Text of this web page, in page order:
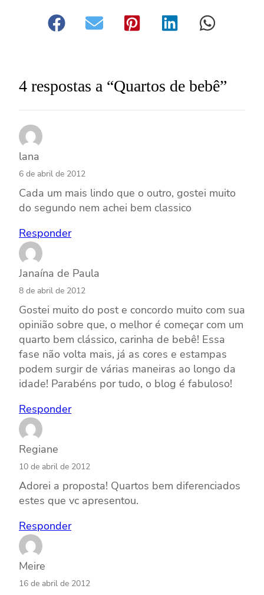
4 respostas a “Quartos de bebê”
lana
6 de abril de 2012
Cada um mais lindo que o outro, gostei muito
do segundo nem achei bem classico
Responder
Janaína de Paula
8 de abril de 2012
Gostei muito do post e concordo muito com sua
opinião sobre que, o melhor é começar com um
quarto bem clássico, carinha de bebê! Essa
fase não volta mais, já as cores e estampas
podem surgir de várias maneiras ao longo da
idade! Parabéns por tudo, o blog é fabuloso!
Responder
Regiane
10 de abril de 2012
Adorei a proposta! Quartos bem diferenciados
estes que vc apresentou.
Responder
Meire
16 de abril de 2012